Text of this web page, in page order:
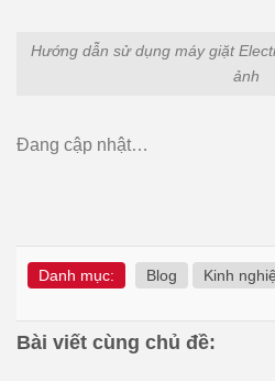
Hướng dẫn sử dụng máy giặt
ảnh
Đang cập nhật…
Danh mục: Blog Kinh
Bài viết cùng chủ đề: